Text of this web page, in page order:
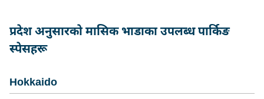
प्रदेश अनुसारको मासिक भाडाका उपलब्ध पार्किङ
स्पेसहरू
Hokkaido